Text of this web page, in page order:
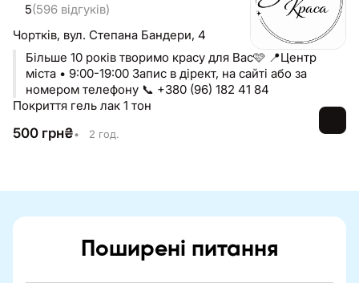
5(596 відгуків)
Чортків, вул. Степана Бандери, 4
Більше 10 років творимо красу для Вас🩷 📍Центр
міста • 9:00-19:00 Запис в дірект, на сайті або за
номером телефону 📞 +380 (96) 182 41 84
Покриття гель лак 1 тон
500 грн₴• 2 год.
Поширені питання